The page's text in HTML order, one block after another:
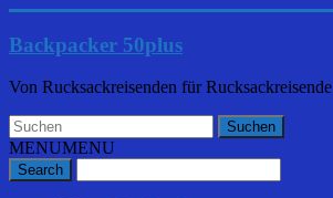
Backpacker 50plus
Von Rucksackreisenden für Rucksackreisende
MENUMENU